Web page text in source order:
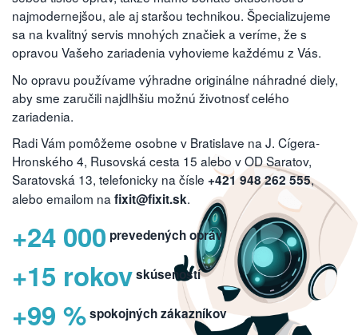
najmodernejšou, ale aj staršou technikou. Špecializujeme
sa na kvalitný servis mnohých značiek a veríme, že s
opravou Vašeho zariadenia vyhovieme každému z Vás.
No opravu používame výhradne originálne náhradné diely,
aby sme zaručili najdlhšiu možnú životnosť celého
zariadenia.
Radi Vám pomôžeme osobne v Bratislave na J. Cígera-
Hronského 4, Rusovská cesta 15 alebo v OD Saratov,
Saratovská 13, telefonicky na čísle +421 948 262 555,
alebo emailom na fixit@fixit.sk.
+24 000 prevedených opráv
+15 rokovskúseností
+99 %spokojných zákazníkov